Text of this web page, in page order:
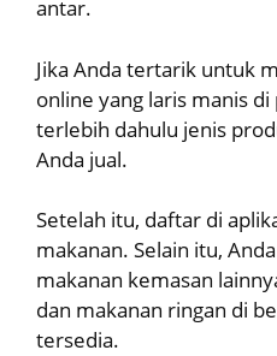
antar.
Jika Anda tertarik untuk
online yang laris manis
terlebih dahulu jenis
Anda jual.
Setelah itu, daftar di
makanan. Selain itu,
makanan kemasan
dan makanan ringan di
tersedia.